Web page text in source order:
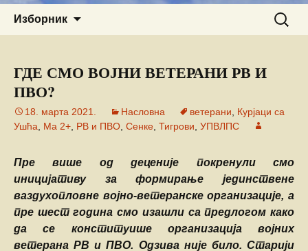
Изборник
ГДЕ СМО ВОЈНИ ВЕТЕРАНИ РВ И
ПВО?
18. марта 2021. Насловна ветерани
Курјаци са
Ушћа
Ма 2+ РВ и ПВО Сенке Тигрови УПВЛПС
Пре више од деценије покренули смо
иницијативу за формирање јединствене
ваздухопловне војно-ветеранске организације, а
пре шест година смо изашли са предлогом како
да се конституише организација војних
ветерана РВ и ПВО. Одзива није било. Старији